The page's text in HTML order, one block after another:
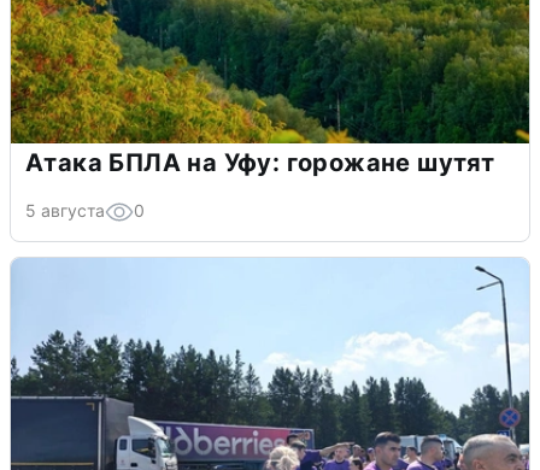
Атака БПЛА на Уфу: горожане шутят
5 августа 0